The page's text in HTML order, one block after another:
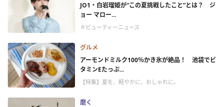
JO1・白岩瑠姫が“この夏挑戦したこと”とは？ ジ
ョー マロー...
＃ビューティーニュース
グルメ
アーモンドミルク100％かき氷が絶品！ 池袋でビ
タミンEたっぷ...
【特集】夏を、軽やかに、おしゃれに。
磨く